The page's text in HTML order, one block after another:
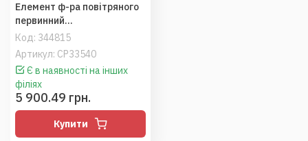
Код: 344815
Артикул: CP33540
Елемент ф-ра повітряного
первинний
(H931202090410/42864749
M2/86036833), Fendt,
Versatile (MANN)
Є в наявності на інших
філіях
5 900.49 грн.
Купити